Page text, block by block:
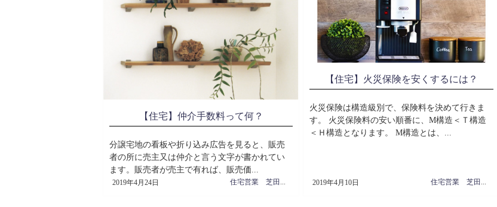
【住宅】仲介手数料って何？
分譲宅地の看板や折り込み広告を見ると、販売
者の所に売主又は仲介と言う文字が書かれてい
ます。販売者が売主で有れば、販売価...
2019年4月24日
【住宅】火災保険を安くするには？
火災保険は構造級別で、保険料を決めて行きま
す。 火災保険料の安い順番に、М構造＜Ｔ構造
＜Ｈ構造となります。 М構造とは、...
2019年4月10日